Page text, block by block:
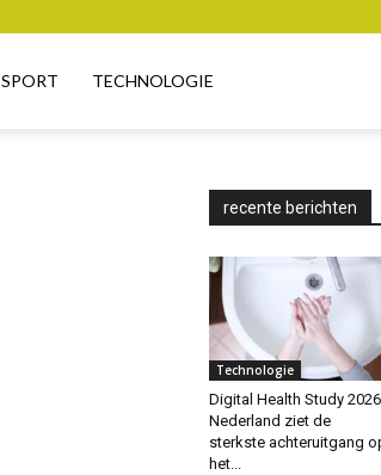
SPORT TECHNOLOGIE
recente berichten
Technologie
Digital Health Study
Nederland ziet de
sterkste achteruitgang
het...